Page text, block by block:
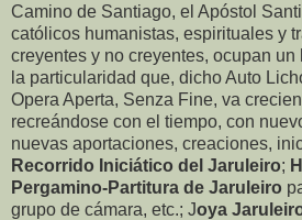
Camino de Santiago, el Apóstol
católicos humanistas, espirituales y
creyentes y no creyentes, ocupan un
la particularidad que, dicho Auto
Opera Aperta, Senza Fine, va
recreándose con el tiempo, con
nuevas aportaciones, creaciones,
Recorrido Iniciático del Jaruleiro;
Pergamino-Partitura de Jaruleiro
grupo de cámara, etc.; Joya